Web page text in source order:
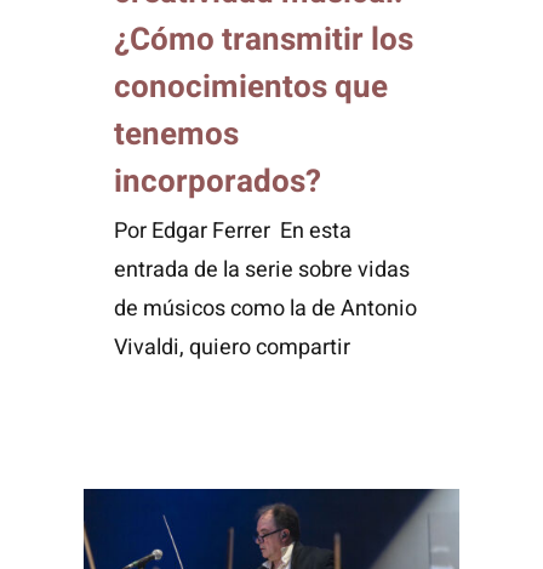
¿Cómo transmitir los
conocimientos que
tenemos
incorporados?
Por Edgar Ferrer En esta
entrada de la serie sobre vidas
de músicos como la de Antonio
Vivaldi, quiero compartir